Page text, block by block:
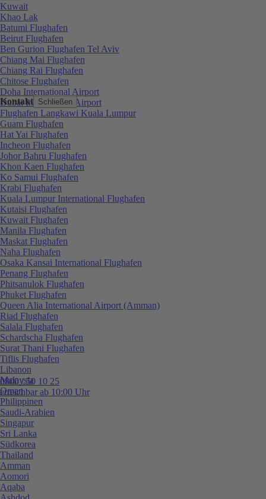
Kontakt Schließen
0800 / 50 10 25
erreichbar ab 10:00 Uhr
Kuwait
Khao Lak
Batumi Flughafen
Beirut Flughafen
Ben Gurion Flughafen Tel Aviv
Chiang Mai Flughafen
Chiang Rai Flughafen
Chitose Flughafen
Doha International Airport
Dubai International Airport
Flughafen Langkawi Kuala Lumpur
Guam Flughafen
Hat Yai Flughafen
Incheon Flughafen
Johor Bahru Flughafen
Khon Kaen Flughafen
Ko Samui Flughafen
Krabi Flughafen
Kuala Lumpur International Flughafen
Kutaisi Flughafen
Kuwait Flughafen
Manila Flughafen
Maskat Flughafen
Naha Flughafen
Osaka Kansai International Flughafen
Penang Flughafen
Phitsanulok Flughafen
Phuket Flughafen
Queen Alia International Airport (Amman)
Riad Flughafen
Salala Flughafen
Schardscha Flughafen
Surat Thani Flughafen
Tiflis Flughafen
Libanon
Malaysia
Oman
Philippinen
Saudi-Arabien
Singapur
Sri Lanka
Südkorea
Thailand
Amman
Aomori
Aqaba